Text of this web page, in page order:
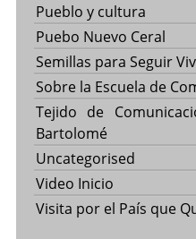
Pueblo y cultura
Puebo Nuevo Ceral
Semillas para Seguir
Sobre la Escuela de
Tejido de
Bartolomé
Uncategorised
Video Inicio
Visita por el País que